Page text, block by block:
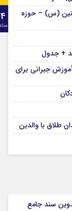
(س) – حوزه
+ جدول
طرح «حامی» در تابستان ۱۴۰۵/ آموزش جبرانی برای
طلاق با والدین
سند جامع